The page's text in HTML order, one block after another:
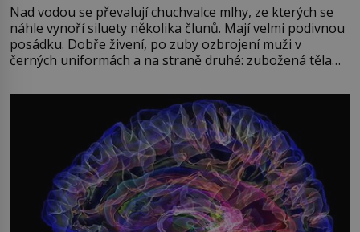
Nad vodou se převalují chuchvalce mlhy, ze kterých se
náhle vynoří siluety několika člunů. Mají velmi podivnou
posádku. Dobře živení, po zuby ozbrojení muži v
černých uniformách a na straně druhé: zubožená těla
přízračná scéna znamená? Je jaro roku 1945, druhá
světová válka se chýlí ke konci. Jezero Stolpsee